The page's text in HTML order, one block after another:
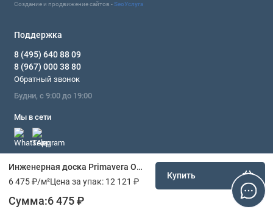
Инженерная доска Primavera OAK MORA РУСТИК 180
6 475 ₽/м²Цена за упак: 12 121 ₽
Сумма:6 475 ₽
Купить
Создание и продвижение сайтов -SeoУслуга
Поддержка
8 (495) 640 88 09
8 (967) 000 38 80
Обратный звонок
Будни, с 9:00 до 19:00
Мы в сети